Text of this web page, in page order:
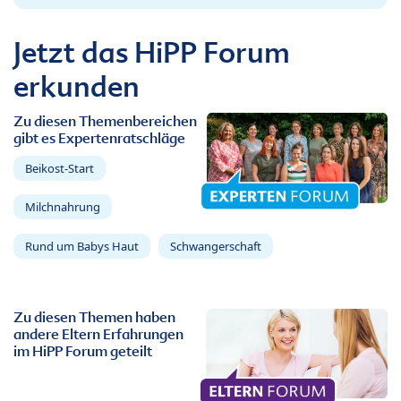
Jetzt das HiPP Forum
erkunden
Zu diesen Themenbereichen
gibt es Expertenratschläge
Beikost-Start
Milchnahrung
Rund um Babys Haut Schwangerschaft
Zu diesen Themen haben
andere Eltern Erfahrungen
im HiPP Forum geteilt